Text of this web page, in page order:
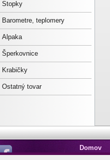
Stopky
Barometre, teplomery
Alpaka
Šperkovnice
Krabičky
Ostatný tovar
Domov